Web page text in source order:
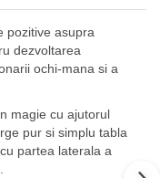
pozitive asupra
dezvoltarea
ochi-mana si a
magie cu ajutorul
pur si simplu tabla
partea laterala a